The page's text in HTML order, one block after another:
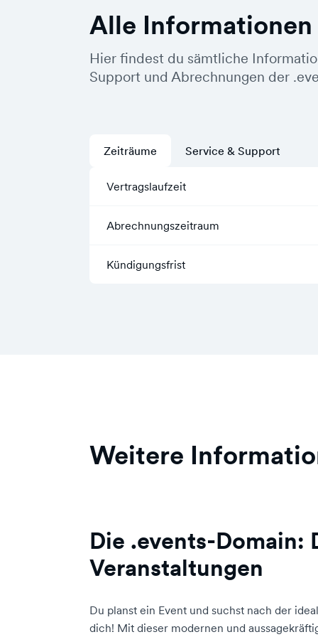
Alle Informationen
Hier findest du sämtliche
Support und Abrechnungen der
Zeiträume
Vertragslaufzeit
Abrechnungszeitraum
Kündigungsfrist
Service & Support
Weitere
Die .events-Domain:
Veranstaltungen
Du planst ein Event und suchst nach der
dich! Mit dieser modernen und